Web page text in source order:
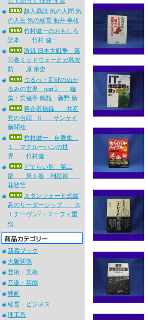
超人鼎談 気の人間 気
の人生 気の経営 船井 幸雄
竹村健一のおもしろ
読本 竹村 健一
激録 日本大戦争 第
33巻ミッドウェーとガ島攻
防 原 康史
つるべ・新野のぬか
るみの世界 part 2 編
集：笑福亭 鶴瓶 新野 新
蒋介石秘録 共産
党の台頭 6 サンケイ
新聞社
竹村健一 自選集
１ マクルーハンの世
界 竹村健一
どてらい男 第二
部 第１巻 利殖篇
花登筐
スタンフォード式最
高のリーダーシップ ス
ｌチーヴン7・マーフィ重
松
新着ブック
大阪関係
芸術・美術
音楽・芸能
映画
経営・ビジネス
理工系